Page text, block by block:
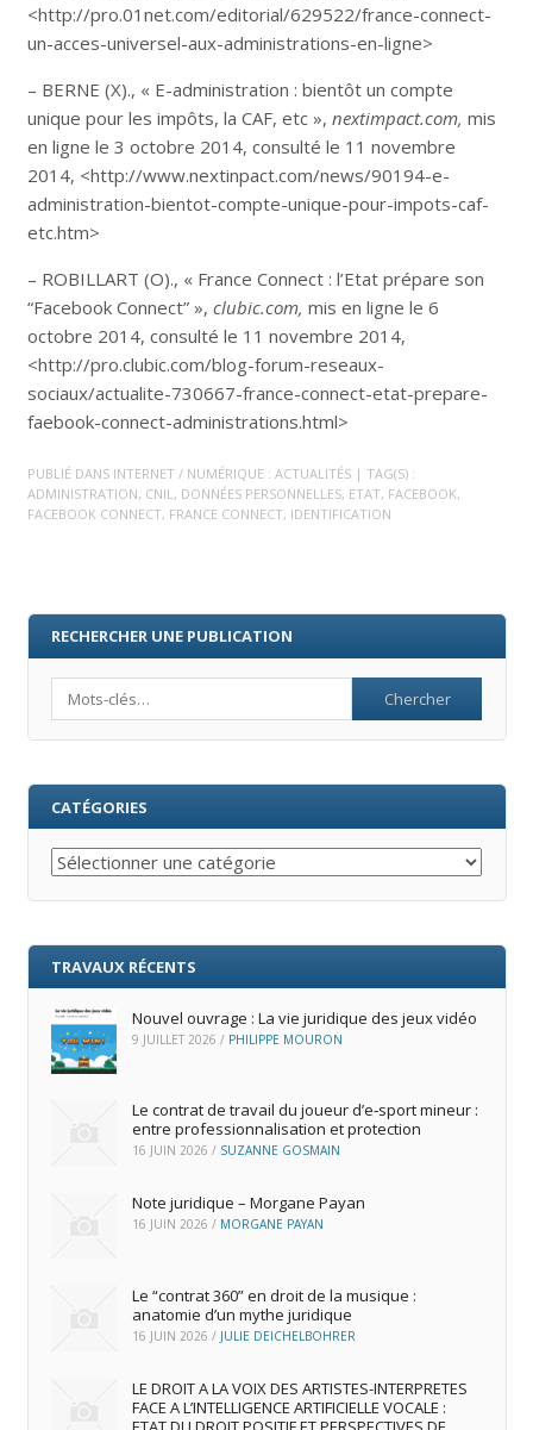
<http://pro.01net.com/editorial/629522/france-connect-
un-acces-universel-aux-administrations-en-ligne>
– BERNE (X)., « E-administration : bientôt un compte
unique pour les impôts, la CAF, etc », nextimpact.com, mis
en ligne le 3 octobre 2014, consulté le 11 novembre
2014, <http://www.nextinpact.com/news/90194-e-
administration-bientot-compte-unique-pour-impots-caf-
etc.htm>
– ROBILLART (O)., « France Connect : l’Etat prépare son
“Facebook Connect” », clubic.com, mis en ligne le 6
octobre 2014, consulté le 11 novembre 2014,
<http://pro.clubic.com/blog-forum-reseaux-
sociaux/actualite-730667-france-connect-etat-prepare-
faebook-connect-administrations.html>
PUBLIÉ DANS INTERNET / NUMÉRIQUE : ACTUALITÉS | TAG(S) :
ADMINISTRATION, CNIL , DONNÉES PERSONNELLES, ETAT, FACEBOOK,
FACEBOOK CONNECT, FRANCE CONNECT, IDENTIFICATION
RECHERCHER UNE PUBLICATION
CATÉGORIES
Catégories
TRAVAUX RÉCENTS
Nouvel ouvrage : La vie juridique des jeux vidéo
9 JUILLET 2026 / PHILIPPE MOURON
Le contrat de travail du joueur d’e‑sport mineur :
entre professionnalisation et protection
16 JUIN 2026 / SUZANNE GOSMAIN
Note juridique – Morgane Payan
16 JUIN 2026 / MORGANE PAYAN
Le “contrat 360” en droit de la musique :
anatomie d’un mythe juridique
16 JUIN 2026 / JULIE DEICHELBOHRER
LE DROIT A LA VOIX DES ARTISTES-INTERPRETES
FACE A L’INTELLIGENCE ARTIFICIELLE VOCALE :